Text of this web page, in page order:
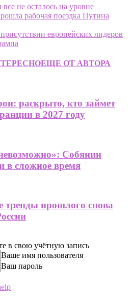
не осталось на уровне
рабочая поездка Путина
европейских лидеров
ЕЩЕ ОТ АВТОРА
раскрыто, кто займет
в 2027 году
Собянин
в сложное время
тренды прошлого снова
в свою учётную запись
Ваше имя пользователя
Ваш пароль